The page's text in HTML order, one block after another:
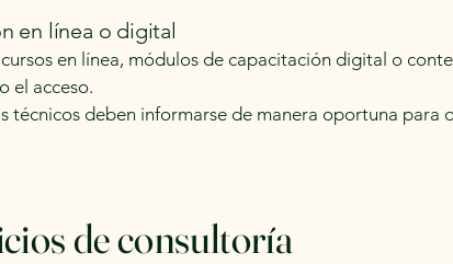
en línea o digital
en línea, módulos de capacitación digital o
el acceso.
técnicos deben informarse de manera oportuna para
de consultoría